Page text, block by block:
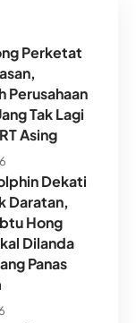
Perketat
Perusahaan
Tak Lagi
Asing
Dekati
Daratan,
Hong
Dilanda
Panas